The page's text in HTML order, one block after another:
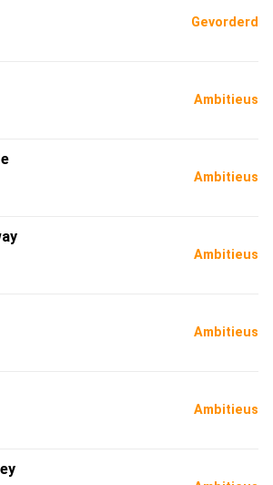
Gevorderd
Ambitieus
Ambitieus
Ambitieus
Ambitieus
Ambitieus